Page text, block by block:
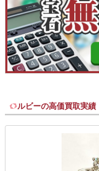
ルビーの高価買取実績